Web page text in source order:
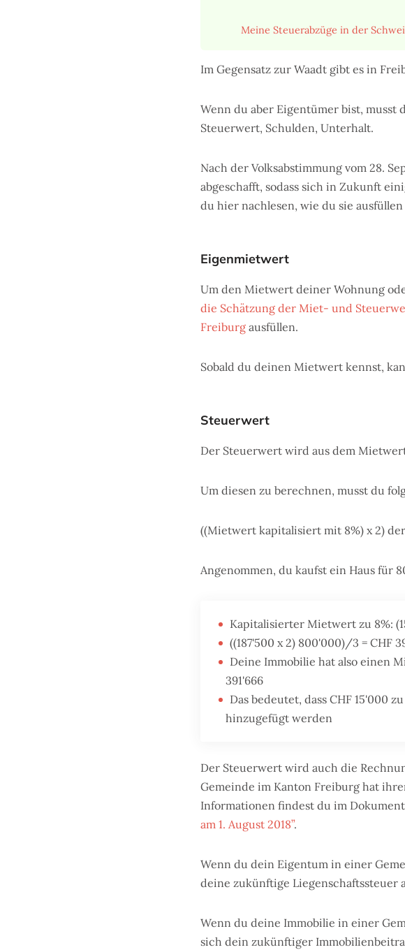
Meine Steuerabzüge in der
Im Gegensatz zur Waadt gibt es in
Wenn du aber Eigentümer bist, musst
Steuerwert, Schulden, Unterhalt.
Nach der Volksabstimmung vom 28.
abgeschafft, sodass sich in Zukunft
du hier nachlesen, wie du sie ausfüllen
Eigenmietwert
Um den Mietwert deiner Wohnung
die Schätzung der Miet- und
Freiburg ausfüllen.
Sobald du deinen Mietwert kennst,
Steuerwert
Der Steuerwert wird aus dem
Um diesen zu berechnen, musst du
((Mietwert kapitalisiert mit 8%) x 2)
Angenommen, du kaufst ein Haus für
Kapitalisierter Mietwert zu 8%:
((187'500 x 2) 800'000)/3 = CHF
Deine Immobilie hat also einen
391'666
Das bedeutet, dass CHF 15'000
hinzugefügt werden
Der Steuerwert wird auch die
Gemeinde im Kanton Freiburg hat
Informationen findest du im Dokument
am 1. August 2018”.
Wenn du dein Eigentum in einer
deine zukünftige Liegenschaftssteuer
Wenn du deine Immobilie in einer
sich dein zukünftiger